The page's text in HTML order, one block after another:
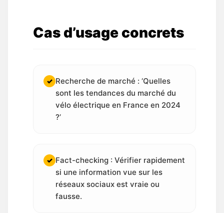
Cas d’usage concrets
✓ Recherche de marché : ‘Quelles
sont les tendances du marché du
vélo électrique en France en 2024
?’
✓ Fact-checking : Vérifier rapidement
si une information vue sur les
réseaux sociaux est vraie ou
fausse.